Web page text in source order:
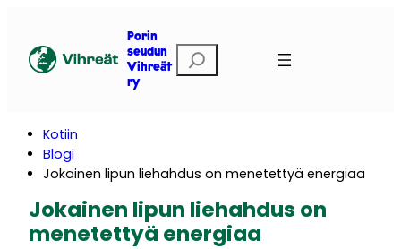
Porin
seudun
Vihreät
ry
t
Kotiin
Blogi
Jokainen lipun liehahdus on menetettyä energiaa
Jokainen lipun liehahdus on
menetettyä energiaa